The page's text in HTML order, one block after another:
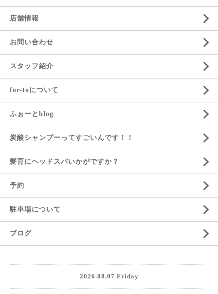
店舗情報
お問い合わせ
スタッフ紹介
for-toについて
ふぉーとblog
炭酸シャンプーってすごいんです！！
髪育にヘッドスパいかがですか？
予約
駐車場について
ブログ
2026.08.07 Friday